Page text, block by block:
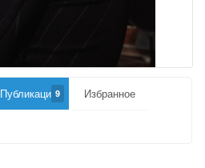
Публикации9 Избранное